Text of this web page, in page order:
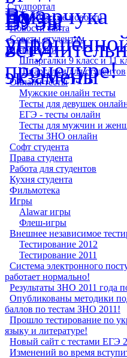
Студпортал
Студенческие новости
Новости сайта
Советы студентам
Шпаргалки
Шпаргалки 9 класс и 11
Шпаргалки для студентов
Онлайн тесты
Мужские онлайн тесты
Тесты для девушек
ЕГЭ - тесты онлайн
Тесты для мужчин и
Тесты ЗНО онлайн
Софт студента
Права студента
Работа для студентов
Кухня студента
Фильмотека
Игры
Alawar игры
Флеш-игры
Внешнее независимое
Тестирование 2012
Тестирование 2011
Система электронного
работает нормально!
Результаты ЗНО 2011 года
Опубликованы методики
баллов по тестам ЗНО 2011!
Прошло тестирование по
языку и литературе!
Новый сайт с тестами ЕГЭ
Изменений во время